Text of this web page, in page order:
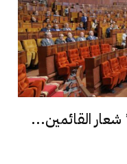
القائمين...